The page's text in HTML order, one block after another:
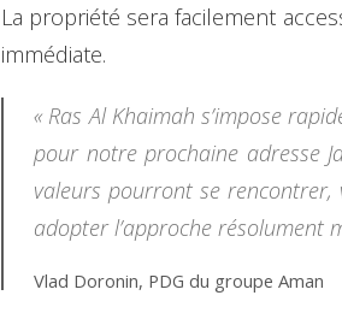
La propriété sera facilement
immédiate.
« Ras Al Khaimah s’impose
pour notre prochaine adresse
valeurs pourront se rencontrer,
adopter l’approche résolument
Vlad Doronin, PDG du groupe Aman